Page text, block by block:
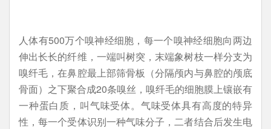
人体有500万个嗅神经细胞，每一个嗅神经细胞向两边
伸出长长的纤维，一端叫树突，末端象树枝一样分支为
嗅纤毛，在鼻腔最上部筛骨板（分隔颅内与鼻腔的颅底
骨面）之下聚合成20条嗅丝，嗅纤毛的细胞膜上镶嵌有
一种蛋白质，叫气味受体。气味受体具有高度的特异
性，每一个受体识别一种气味分子，二者结合后发生电